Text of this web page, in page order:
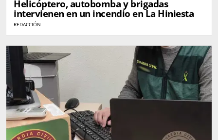
Helicóptero, autobomba y brigadas
intervienen en un incendio en La Hiniesta
REDACCIÓN